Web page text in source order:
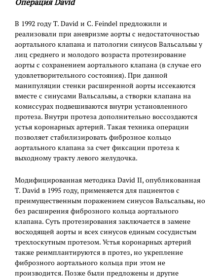
Операция David
В 1992 году T. David и C. Feindel предложили и
реализовали при аневризме аорты с недостаточностью
аортального клапана и патологии синусов Вальсальвы у
лиц среднего и молодого возраста протезирование
аорты с сохранением аортального клапана (в случае его
удовлетворительного состояния). При данной
манипуляции стенки расширенной аорты иссекаются
вместе с синусами Вальсальвы, а створки клапана на
комиссурах подвешиваются внутри установленного
протеза. Внутри протеза дополнительно воссоздаются
устья коронарных артерий. Такая техника операции
позволяет стабилизировать фиброзное кольцо
аортального клапана за счет фиксации протеза к
выходному тракту левого желудочка.
Модифицированная методика David II, опубликованная
T. David в 1995 году, применяется для пациентов с
преимущественным поражением синусов Вальсальвы, но
без расширения фиброзного кольца аортального
клапана. Суть протезирования заключается в замене
восходящей аорты и всех синусов единым сосудистым
трехлоскутным протезом. Устья коронарных артерий
также реимплантируются в протез, но укрепление
фиброзного аортального кольца при этом не
производится. Позже были предложены и другие